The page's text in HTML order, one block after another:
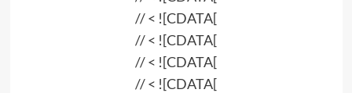
// < ![CDATA[
// < ![CDATA[
// < ![CDATA[
// < ![CDATA[